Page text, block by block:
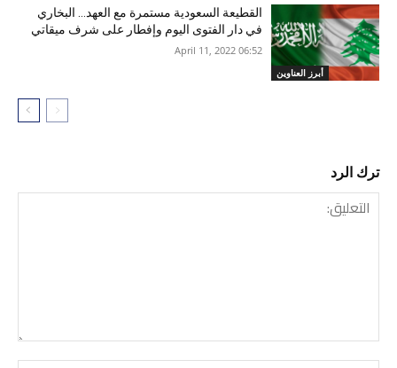
أبرز العناوين
القطيعة السعودية مستمرة مع العهد… البخاري
في دار الفتوى اليوم وإفطار على شرف ميقاتي
06:52 2022 ,April 11
ترك الرد
التعليق: